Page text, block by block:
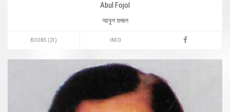
Abul Fojol
আবুল ফজল
BOOKS (21) INFO